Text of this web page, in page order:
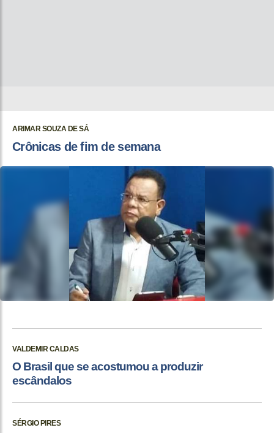
ARIMAR SOUZA DE SÁ
Crônicas de fim de semana
VALDEMIR CALDAS
O Brasil que se acostumou a produzir
escândalos
SÉRGIO PIRES